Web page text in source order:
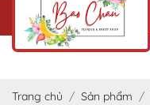
Trang chủ Sản phẩm